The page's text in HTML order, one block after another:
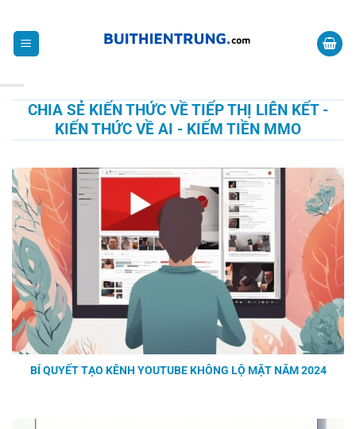
qua
CHIA SẺ KIẾN THỨC VỀ TIẾP THỊ LIÊN KẾT -
KIẾN THỨC VỀ AI - KIẾM TIỀN MMO
BÍ QUYẾT TẠO KÊNH YOUTUBE KHÔNG LỘ MẶT NĂM 2024